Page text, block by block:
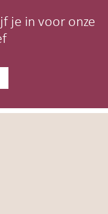
je in voor onze